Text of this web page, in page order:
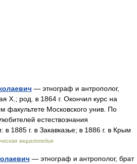
— этнограф и антрополог,
X.; род. в 1864 г. Окончил курс на
факультете Московского унив. По
естествознания
1885 г. в Закавказье; в 1886 г. в Крым
энциклопедия
— этнограф и антрополог, брат